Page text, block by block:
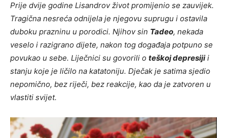
Prije dvije godine Lisandrov život promijenio se zauvijek.
Tragična nesreća odnijela je njegovu suprugu i ostavila
duboku prazninu u porodici. Njihov sin Tadeo, nekada
veselo i razigrano dijete, nakon tog događaja potpuno se
povukao u sebe. Liječnici su govorili o teškoj depresijii
stanju koje je ličilo na katatoniju. Dječak je satima sjedio
nepomično, bez riječi, bez reakcije, kao da je zatvoren u
vlastiti svijet.